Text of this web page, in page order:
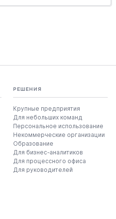
РЕШЕНИЯ
Крупные предприятия
Для небольших команд
Персональное использование
Некоммерческие организации
Образование
Для бизнес-аналитиков
Для процессного офиса
Для руководителей